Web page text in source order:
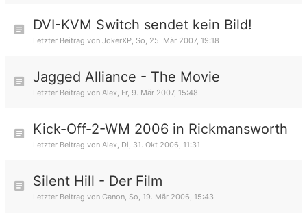
DVI-KVM Switch sendet kein Bild!
Letzter Beitrag von JokerXP, So, 25. Mär 2007, 19:18
Jagged Alliance - The Movie
Letzter Beitrag von Alex, Fr, 9. Mär 2007, 15:48
Kick-Off-2-WM 2006 in Rickmansworth
Letzter Beitrag von Alex, Di, 31. Okt 2006, 11:31
Silent Hill - Der Film
Letzter Beitrag von Ganon, So, 19. Mär 2006, 15:43